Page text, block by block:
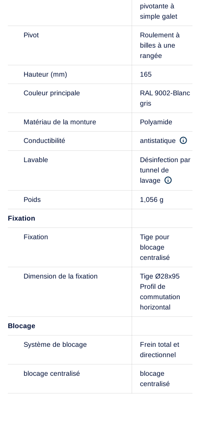
pivotante à
simple galet
Pivot
Roulement à
billes à une
rangée
Hauteur (mm) 165
Couleur principale
RAL 9002-Blanc
gris
Matériau de la monture Polyamide
Conductibilité antistatique
Lavable
Désinfection par
tunnel de
lavage
Poids 1,056 g
Fixation
Fixation
Tige pour
blocage
centralisé
Dimension de la fixation
Tige Ø28x95
Profil de
commutation
horizontal
Blocage
Système de blocage
Frein total et
directionnel
blocage centralisé
blocage
centralisé